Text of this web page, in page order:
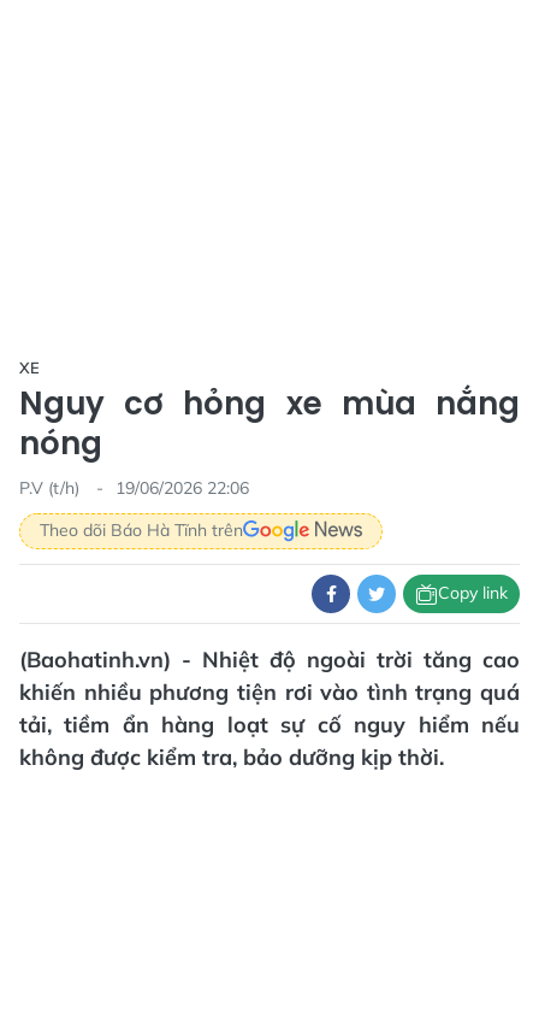
XE
Nguy cơ hỏng xe mùa nắng
nóng
P.V (t/h)
19/06/2026 22:06
Theo dõi Báo Hà Tĩnh trên
Copy link
(Baohatinh.vn) - Nhiệt độ ngoài trời tăng cao
khiến nhiều phương tiện rơi vào tình trạng quá
tải, tiềm ẩn hàng loạt sự cố nguy hiểm nếu
không được kiểm tra, bảo dưỡng kịp thời.